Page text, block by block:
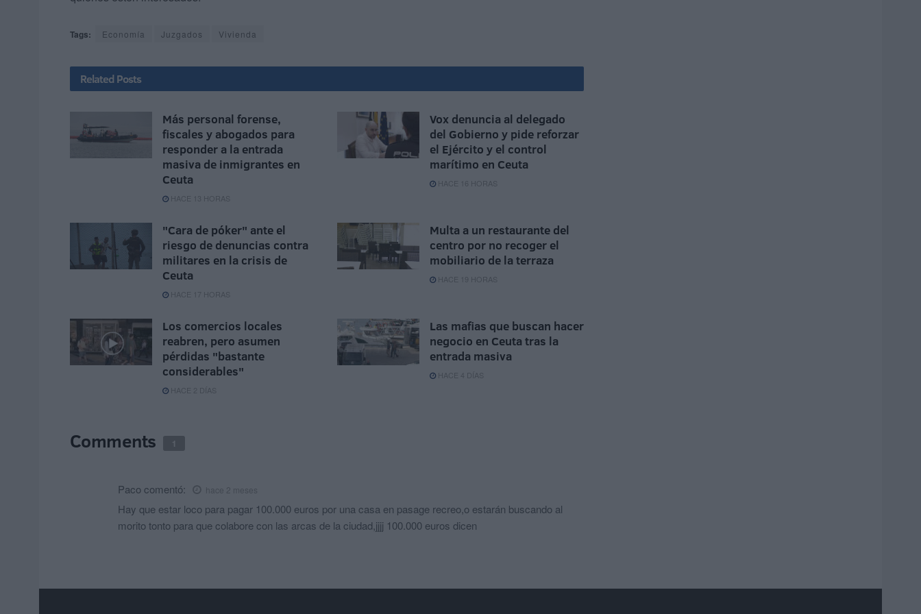
Tags: Economía Juzgados Vivienda
Related Posts
Más personal forense,
fiscales y abogados para
responder a la entrada
masiva de inmigrantes en
Ceuta
HACE 13 HORAS
Vox denuncia al delegado
del Gobierno y pide reforzar
el Ejército y el control
marítimo en Ceuta
HACE 16 HORAS
"Cara de póker" ante el
riesgo de denuncias contra
militares en la crisis de
Ceuta
HACE 17 HORAS
Multa a un restaurante del
centro por no recoger el
mobiliario de la terraza
HACE 19 HORAS
Los comercios locales
reabren, pero asumen
pérdidas "bastante
considerables"
HACE 2 DÍAS
Las mafias que buscan hacer
negocio en Ceuta tras la
entrada masiva
HACE 4 DÍAS
Comments 1
Paco comentó: hace 2 meses
Hay que estar loco para pagar 100.000 euros por una casa en pasage recreo,o estarán buscando al
morito tonto para que colabore con las arcas de la ciudad,jjjj 100.000 euros dicen